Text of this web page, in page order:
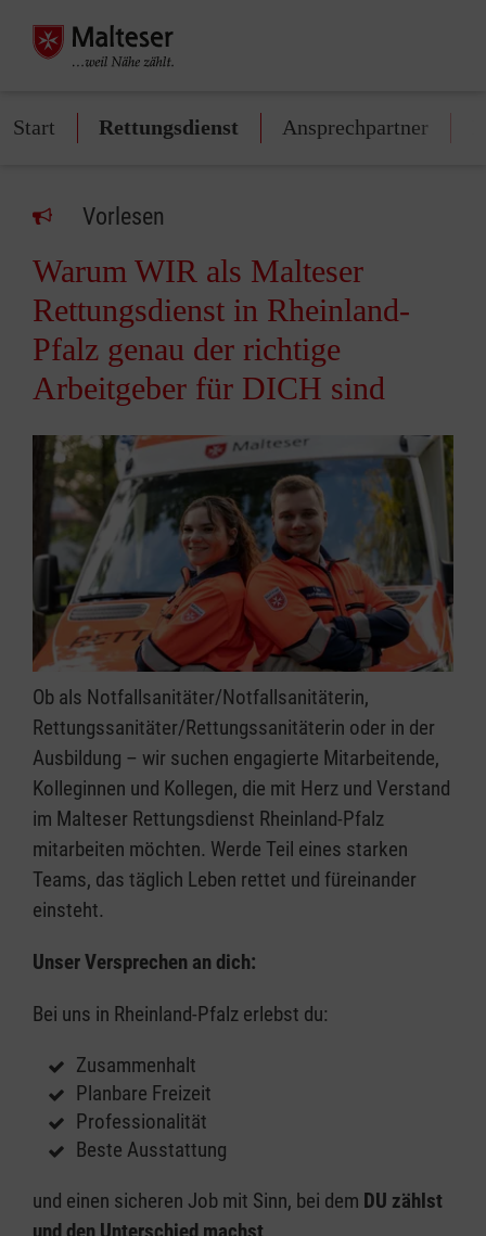
Start Rettungsdienst Ansprechpartner
Vorlesen
Warum WIR als Malteser
Rettungsdienst in Rheinland-
Pfalz genau der richtige
Arbeitgeber für DICH sind
Ob als Notfallsanitäter/Notfallsanitäterin,
Rettungssanitäter/Rettungssanitäterin oder in der
Ausbildung – wir suchen engagierte Mitarbeitende,
Kolleginnen und Kollegen, die mit Herz und Verstand
im Malteser Rettungsdienst Rheinland-Pfalz
mitarbeiten möchten. Werde Teil eines starken
Teams, das täglich Leben rettet und füreinander
einsteht.
Unser Versprechen an dich:
Bei uns in Rheinland-Pfalz erlebst du:
Zusammenhalt
Planbare Freizeit
Professionalität
Beste Ausstattung
und einen sicheren Job mit Sinn, bei dem DU zählst